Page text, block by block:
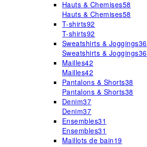
Hauts & Chemises58
Hauts & Chemises58
T-shirts92
T-shirts92
Sweatshirts & Joggings36
Sweatshirts & Joggings36
Mailles42
Mailles42
Pantalons & Shorts38
Pantalons & Shorts38
Denim37
Denim37
Ensembles31
Ensembles31
Maillots de bain19